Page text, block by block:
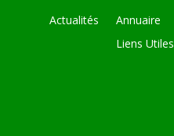
Actualités Annuaire
Liens Utiles